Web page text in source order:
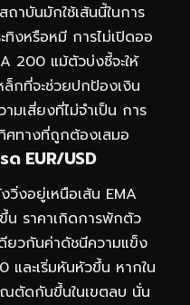
ถาบันมักใช้เส้นนี้ในการ
ทิงหรือหมี การไม่เปิดออ
200 แม้ตัวบ่งชี้จะให้
ที่จะช่วยปกป้องเงิน
เสี่ยงที่ไม่จำเป็น การ
ศทางที่ถูกต้องเสมอ
EUR/USD
วิ่งอยู่เหนือเส้น EMA
ราคาเกิดการพักตัว
ยวกันค่าดัชนีความแข็ง
และเริ่มหันหัวขึ้น หากใน
ตัดกันขึ้นในเขตลบ นั่น